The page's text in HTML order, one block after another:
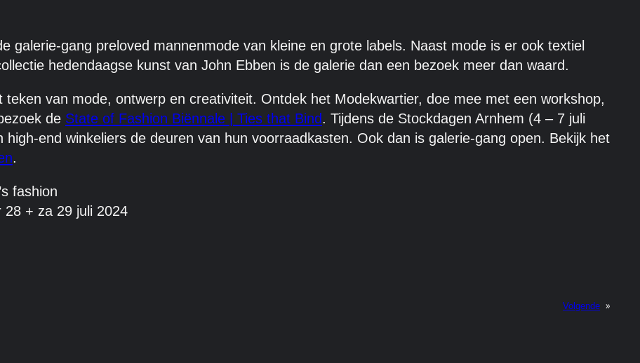
galerie-gang preloved mannenmode van kleine en grote labels. Naast mode is er ook textiel
hedendaagse kunst van John Ebben is de galerie dan een bezoek meer dan waard.
teken van mode, ontwerp en creativiteit. Ontdek het Modekwartier, doe mee met een workshop,
de State of Fashion Biënnale | Ties that Bind. Tijdens de Stockdagen Arnhem (4 – 7 juli
end winkeliers de deuren van hun voorraadkasten. Ook dan is galerie-gang open. Bekijk het
.
fashion
+ za 29 juli 2024
Volgende »